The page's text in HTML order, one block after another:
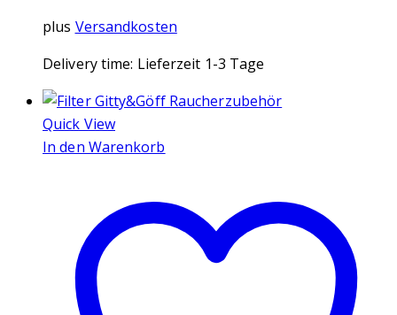
plus Versandkosten
Delivery time: Lieferzeit 1-3 Tage
Quick View
In den Warenkorb